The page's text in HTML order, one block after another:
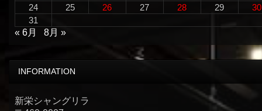
24
25 26 27 28 29
30
31
« 6月
8月 »
INFORMATION
新栄シャングリラ